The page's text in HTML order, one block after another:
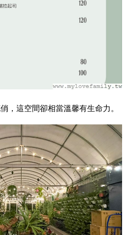
，這空間卻相當溫馨有生命力。